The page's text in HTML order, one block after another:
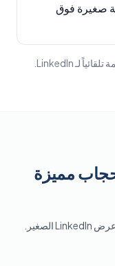
صغيرة فوق
الحجاب أحادي اللون يظهر بوضوح في حجم عرض LinkedIn الصغير.